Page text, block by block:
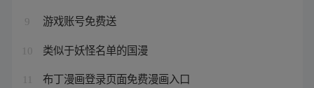
9 游戏账号免费送
10 类似于妖怪名单的国漫
布丁漫画登录页面免费漫画入口